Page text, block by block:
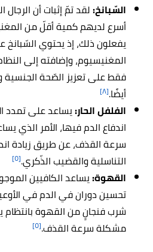
السّبانخ:لقد تمّ إثبات أن
أسرع لديهم كمية أقلّ من
يفعلون ذلك، إذ يحتوي
المغنيسيوم، وإضافته إلى
فقط على تعزيز الصّحة الجنسية
أيضًا.[٨]
الفلفل الحار:يساعد على تمدد
اندفاع الدم فيها، الأمر
سرعة القذف، عن طريق زيادة
التناسلية والقضيب الذّكري.[٥]
القهوة:يساعد الكافيين
تحسين دوران في الدم في
شرب فنجانٍ من القهوة بانتظام
مشكلة سرعة القذف.[٥]